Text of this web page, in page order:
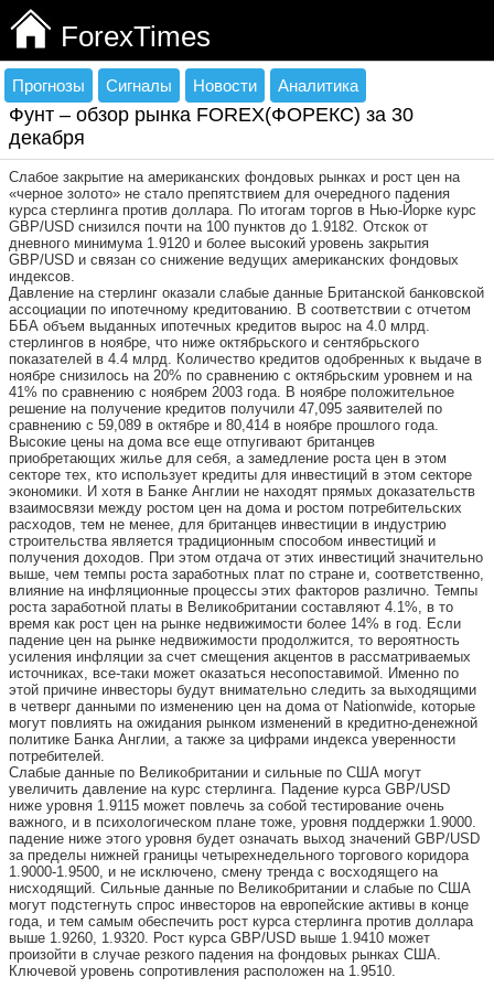
ForexTimes
Прогнозы Сигналы Новости Аналитика
Фунт – обзор рынка FOREX(ФОРЕКС) за 30
декабря
Слабое закрытие на американских фондовых рынках и рост цен на
«черное золото» не стало препятствием для очередного падения
курса стерлинга против доллара. По итогам торгов в Нью-Йорке курс
GBP/USD снизился почти на 100 пунктов до 1.9182. Отскок от
дневного минимума 1.9120 и более высокий уровень закрытия
GBP/USD и связан со снижение ведущих американских фондовых
индексов.
Давление на стерлинг оказали слабые данные Британской банковской
ассоциации по ипотечному кредитованию. В соответствии с отчетом
ББА объем выданных ипотечных кредитов вырос на 4.0 млрд.
стерлингов в ноябре, что ниже октябрьского и сентябрьского
показателей в 4.4 млрд. Количество кредитов одобренных к выдаче в
ноябре снизилось на 20% по сравнению с октябрьским уровнем и на
41% по сравнению с ноябрем 2003 года. В ноябре положительное
решение на получение кредитов получили 47,095 заявителей по
сравнению с 59,089 в октябре и 80,414 в ноябре прошлого года.
Высокие цены на дома все еще отпугивают британцев
приобретающих жилье для себя, а замедление роста цен в этом
секторе тех, кто использует кредиты для инвестиций в этом секторе
экономики. И хотя в Банке Англии не находят прямых доказательств
взаимосвязи между ростом цен на дома и ростом потребительских
расходов, тем не менее, для британцев инвестиции в индустрию
строительства является традиционным способом инвестиций и
получения доходов. При этом отдача от этих инвестиций значительно
выше, чем темпы роста заработных плат по стране и, соответственно,
влияние на инфляционные процессы этих факторов различно. Темпы
роста заработной платы в Великобритании составляют 4.1%, в то
время как рост цен на рынке недвижимости более 14% в год. Если
падение цен на рынке недвижимости продолжится, то вероятность
усиления инфляции за счет смещения акцентов в рассматриваемых
источниках, все-таки может оказаться несопоставимой. Именно по
этой причине инвесторы будут внимательно следить за выходящими
в четверг данными по изменению цен на дома от Nationwide, которые
могут повлиять на ожидания рынком изменений в кредитно-денежной
политике Банка Англии, а также за цифрами индекса уверенности
потребителей.
Слабые данные по Великобритании и сильные по США могут
увеличить давление на курс стерлинга. Падение курса GBP/USD
ниже уровня 1.9115 может повлечь за собой тестирование очень
важного, и в психологическом плане тоже, уровня поддержки 1.9000.
падение ниже этого уровня будет означать выход значений GBP/USD
за пределы нижней границы четырехнедельного торгового коридора
1.9000-1.9500, и не исключено, смену тренда с восходящего на
нисходящий. Сильные данные по Великобритании и слабые по США
могут подстегнуть спрос инвесторов на европейские активы в конце
года, и тем самым обеспечить рост курса стерлинга против доллара
выше 1.9260, 1.9320. Рост курса GBP/USD выше 1.9410 может
произойти в случае резкого падения на фондовых рынках США.
Ключевой уровень сопротивления расположен на 1.9510.